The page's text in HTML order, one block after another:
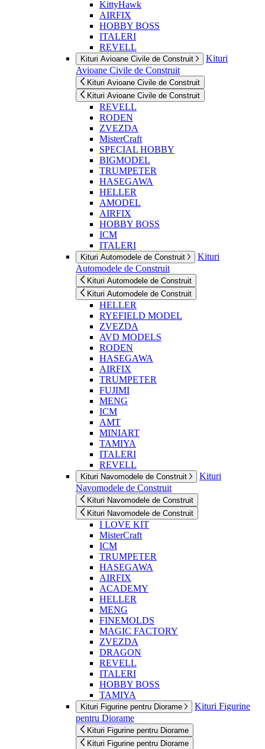
KittyHawk
AIRFIX
HOBBY BOSS
ITALERI
REVELL
Kituri Avioane Civile de Construit
Kituri
Avioane Civile de Construit
Kituri Avioane Civile de Construit
Kituri Avioane Civile de Construit
REVELL
RODEN
ZVEZDA
MisterCraft
SPECIAL HOBBY
BIGMODEL
TRUMPETER
HASEGAWA
HELLER
AMODEL
AIRFIX
HOBBY BOSS
ICM
ITALERI
Kituri Automodele de Construit
Kituri
Automodele de Construit
Kituri Automodele de Construit
Kituri Automodele de Construit
HELLER
RYEFIELD MODEL
ZVEZDA
AVD MODELS
RODEN
HASEGAWA
AIRFIX
TRUMPETER
FUJIMI
MENG
ICM
AMT
MINIART
TAMIYA
ITALERI
REVELL
Kituri Navomodele de Construit
Kituri
Navomodele de Construit
Kituri Navomodele de Construit
Kituri Navomodele de Construit
I LOVE KIT
MisterCraft
ICM
TRUMPETER
HASEGAWA
AIRFIX
ACADEMY
HELLER
MENG
FINEMOLDS
MAGIC FACTORY
ZVEZDA
DRAGON
REVELL
ITALERI
HOBBY BOSS
TAMIYA
Kituri Figurine pentru Diorame
Kituri Figurine
pentru Diorame
Kituri Figurine pentru Diorame
Kituri Figurine pentru Diorame